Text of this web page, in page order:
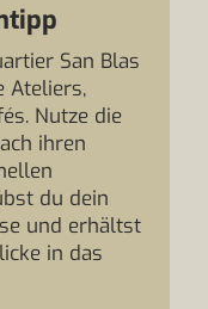
San Blas
Ateliers,
Nutze die
ihren
du dein
und erhältst
in das